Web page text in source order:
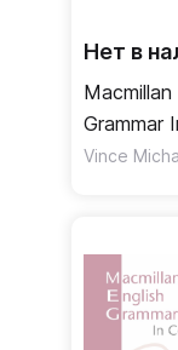
Нет в
Macmillan
Grammar
Context
ответы
Vince